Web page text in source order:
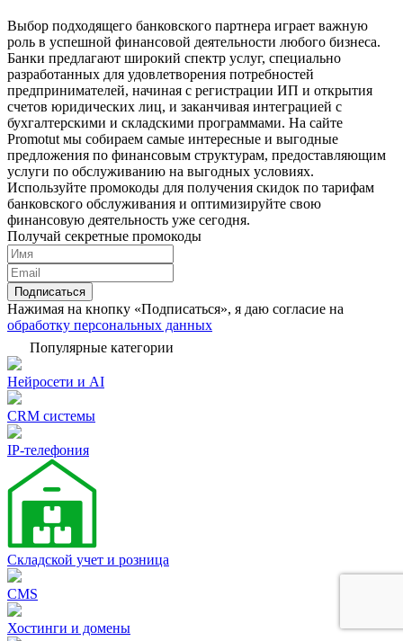
Выбор подходящего банковского партнера играет важную
роль в успешной финансовой деятельности любого бизнеса.
Банки предлагают широкий спектр услуг, специально
разработанных для удовлетворения потребностей
предпринимателей, начиная с регистрации ИП и открытия
счетов юридических лиц, и заканчивая интеграцией с
бухгалтерскими и складскими программами. На сайте
Promotut мы собираем самые интересные и выгодные
предложения по финансовым структурам, предоставляющим
услуги по обслуживанию на выгодных условиях.
Используйте промокоды для получения скидок по тарифам
банковского обслуживания и оптимизируйте свою
финансовую деятельность уже сегодня.
Получай секретные промокоды
Подписаться
Нажимая на кнопку «Подписаться», я даю согласие на
обработку персональных данных
Популярные категории
Нейросети и AI
CRM системы
IP-телефония
Складской учет и розница
CMS
Хостинги и домены